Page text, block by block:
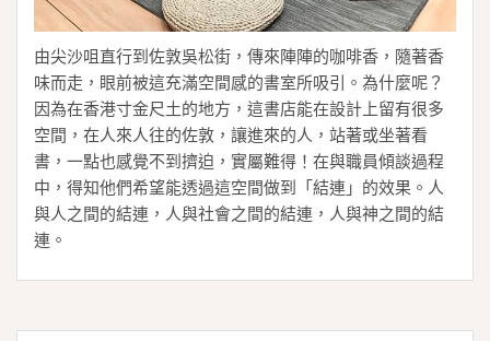
由尖沙咀直行到佐敦吳松街，傳來陣陣的咖啡香，隨著香
味而走，眼前被這充滿空間感的書室所吸引。為什麼呢？
因為在香港寸金尺土的地方，這書店能在設計上留有很多
空間，在人來人往的佐敦，讓進來的人，站著或坐著看
書，一點也感覺不到擠迫，實屬難得！在與職員傾談過程
中，得知他們希望能透過這空間做到「結連」的效果。人
與人之間的結連，人與社會之間的結連，人與神之間的結
連。